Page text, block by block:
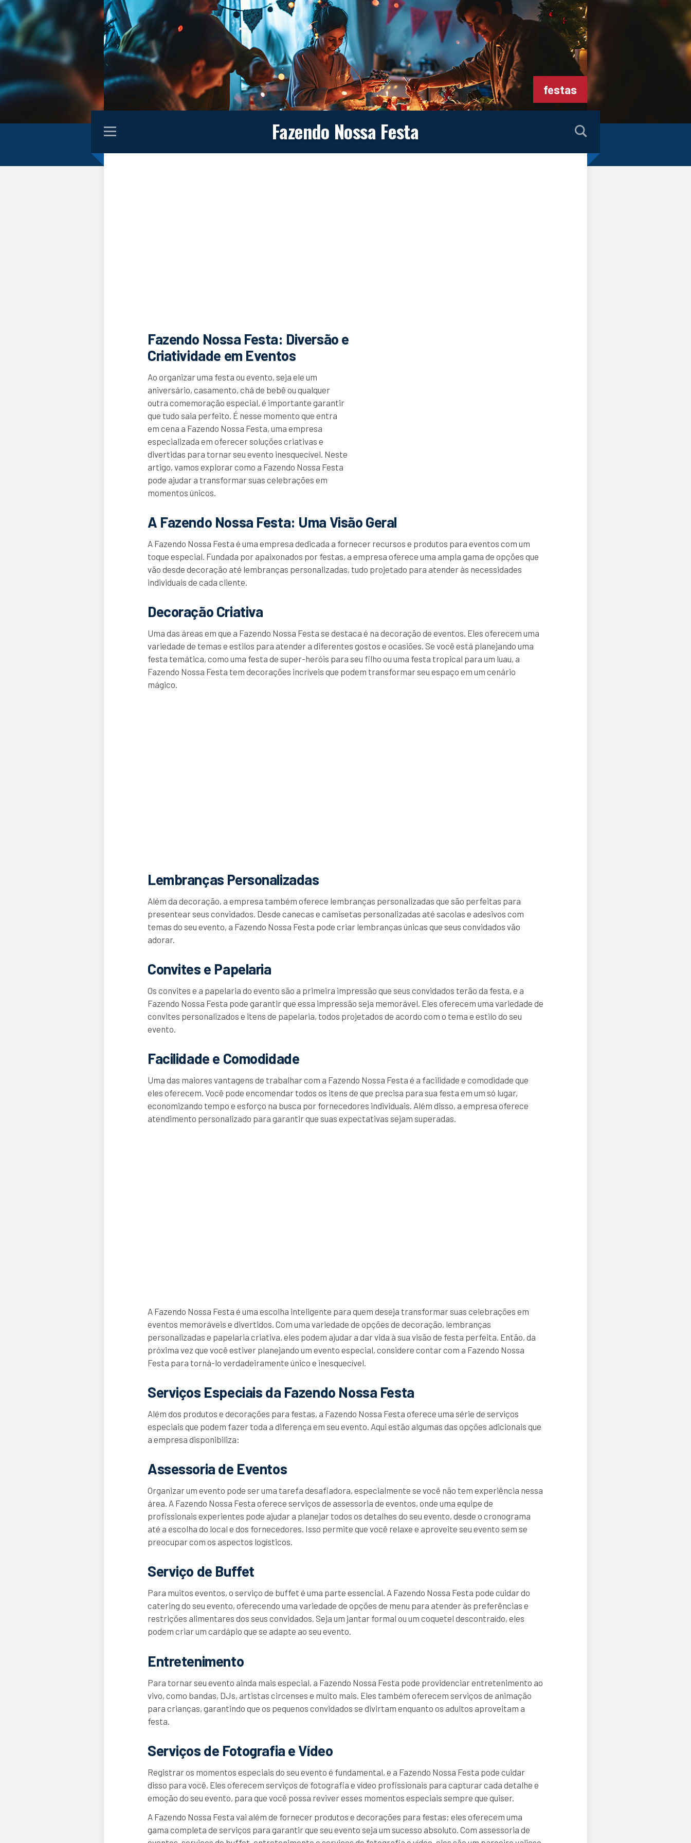
festas
Fazendo Nossa Festa
Fazendo Nossa Festa: Diversão e
Criatividade em Eventos
Ao organizar uma festa ou evento, seja ele um
aniversário, casamento, chá de bebê ou qualquer
outra comemoração especial, é importante garantir
que tudo saia perfeito. É nesse momento que entra
em cena a Fazendo Nossa Festa, uma empresa
especializada em oferecer soluções criativas e
divertidas para tornar seu evento inesquecível. Neste
artigo, vamos explorar como a Fazendo Nossa Festa
pode ajudar a transformar suas celebrações em
momentos únicos.
A Fazendo Nossa Festa: Uma Visão Geral
A Fazendo Nossa Festa é uma empresa dedicada a fornecer recursos e produtos para eventos com um
toque especial. Fundada por apaixonados por festas, a empresa oferece uma ampla gama de opções que
vão desde decoração até lembranças personalizadas, tudo projetado para atender às necessidades
individuais de cada cliente.
Decoração Criativa
Uma das áreas em que a Fazendo Nossa Festa se destaca é na decoração de eventos. Eles oferecem uma
variedade de temas e estilos para atender a diferentes gostos e ocasiões. Se você está planejando uma
festa temática, como uma festa de super-heróis para seu filho ou uma festa tropical para um luau, a
Fazendo Nossa Festa tem decorações incríveis que podem transformar seu espaço em um cenário
mágico.
Lembranças Personalizadas
Além da decoração, a empresa também oferece lembranças personalizadas que são perfeitas para
presentear seus convidados. Desde canecas e camisetas personalizadas até sacolas e adesivos com
temas do seu evento, a Fazendo Nossa Festa pode criar lembranças únicas que seus convidados vão
adorar.
Convites e Papelaria
Os convites e a papelaria do evento são a primeira impressão que seus convidados terão da festa, e a
Fazendo Nossa Festa pode garantir que essa impressão seja memorável. Eles oferecem uma variedade de
convites personalizados e itens de papelaria, todos projetados de acordo com o tema e estilo do seu
evento.
Facilidade e Comodidade
Uma das maiores vantagens de trabalhar com a Fazendo Nossa Festa é a facilidade e comodidade que
eles oferecem. Você pode encomendar todos os itens de que precisa para sua festa em um só lugar,
economizando tempo e esforço na busca por fornecedores individuais. Além disso, a empresa oferece
atendimento personalizado para garantir que suas expectativas sejam superadas.
A Fazendo Nossa Festa é uma escolha inteligente para quem deseja transformar suas celebrações em
eventos memoráveis e divertidos. Com uma variedade de opções de decoração, lembranças
personalizadas e papelaria criativa, eles podem ajudar a dar vida à sua visão de festa perfeita. Então, da
próxima vez que você estiver planejando um evento especial, considere contar com a Fazendo Nossa
Festa para torná-lo verdadeiramente único e inesquecível.
Serviços Especiais da Fazendo Nossa Festa
Além dos produtos e decorações para festas, a Fazendo Nossa Festa oferece uma série de serviços
especiais que podem fazer toda a diferença em seu evento. Aqui estão algumas das opções adicionais que
a empresa disponibiliza:
Assessoria de Eventos
Organizar um evento pode ser uma tarefa desafiadora, especialmente se você não tem experiência nessa
área. A Fazendo Nossa Festa oferece serviços de assessoria de eventos, onde uma equipe de
profissionais experientes pode ajudar a planejar todos os detalhes do seu evento, desde o cronograma
até a escolha do local e dos fornecedores. Isso permite que você relaxe e aproveite seu evento sem se
preocupar com os aspectos logísticos.
Serviço de Buffet
Para muitos eventos, o serviço de buffet é uma parte essencial. A Fazendo Nossa Festa pode cuidar do
catering do seu evento, oferecendo uma variedade de opções de menu para atender às preferências e
restrições alimentares dos seus convidados. Seja um jantar formal ou um coquetel descontraído, eles
podem criar um cardápio que se adapte ao seu evento.
Entretenimento
Para tornar seu evento ainda mais especial, a Fazendo Nossa Festa pode providenciar entretenimento ao
vivo, como bandas, DJs, artistas circenses e muito mais. Eles também oferecem serviços de animação
para crianças, garantindo que os pequenos convidados se divirtam enquanto os adultos aproveitam a
festa.
Serviços de Fotografia e Vídeo
Registrar os momentos especiais do seu evento é fundamental, e a Fazendo Nossa Festa pode cuidar
disso para você. Eles oferecem serviços de fotografia e vídeo profissionais para capturar cada detalhe e
emoção do seu evento, para que você possa reviver esses momentos especiais sempre que quiser.
A Fazendo Nossa Festa vai além de fornecer produtos e decorações para festas; eles oferecem uma
gama completa de serviços para garantir que seu evento seja um sucesso absoluto. Com assessoria de